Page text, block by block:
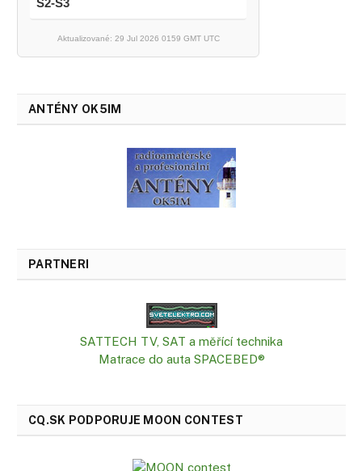
Aktualizované: 29 Jul 2026 0159 GMT UTC
ANTÉNY OK5IM
PARTNERI
SATTECH TV, SAT a měřící technika
Matrace do auta SPACEBED®
CQ.SK PODPORUJE MOON CONTEST